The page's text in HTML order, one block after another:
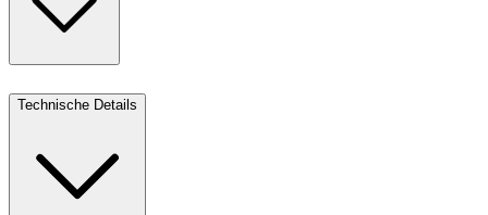
Technische Details